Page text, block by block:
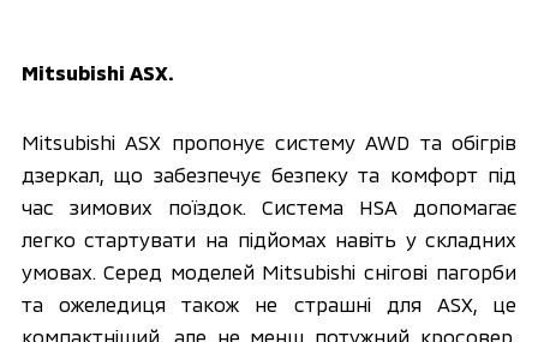
Mitsubishi ASX.
Mitsubishi ASX пропонує систему AWD та обігрів
дзеркал, що забезпечує безпеку та комфорт під
час зимових поїздок. Система HSA допомагає
легко стартувати на підйомах навіть у складних
умовах. Серед моделей Mitsubishi снігові пагорби
та ожеледиця також не страшні для ASX, це
компактніший, але не менш потужний кросовер,